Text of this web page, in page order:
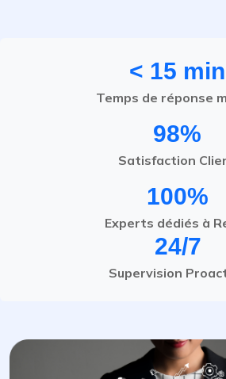
< 15 min
Temps de réponse
98%
Satisfaction
100%
Experts dédiés à
24/7
Supervision